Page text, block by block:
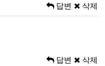
답변 삭제
답변 삭제